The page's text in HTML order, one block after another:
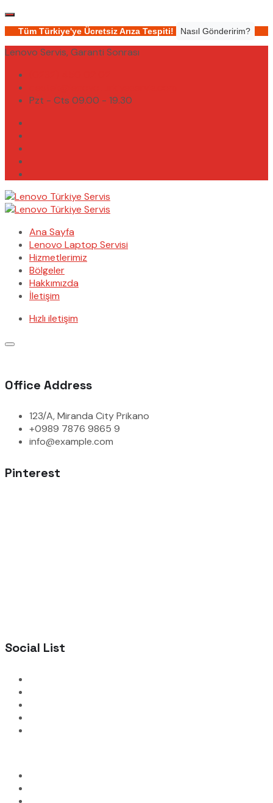
Tüm Türkiye'ye Ücretsiz Arıza Tespiti! Nasıl Gönderirim?
Lenovo Servis, Garanti Sonrası
Pzt - Cts 09.00 - 19.30
Ana Sayfa
Lenovo Laptop Servisi
Hizmetlerimiz
Bölgeler
Hakkımızda
İletişim
Hızlı iletişim
Office Address
123/A, Miranda City Prikano
+0989 7876 9865 9
info@example.com
Pinterest
Social List